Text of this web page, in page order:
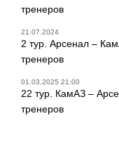
тренеров
21.07.2024
2 тур. Арсенал –
тренеров
01.03.2025 21:00
22 тур. КамАЗ –
тренеров